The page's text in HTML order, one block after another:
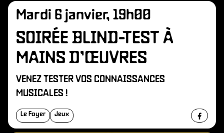
Mardi 6 janvier, 19h00
SOIRÉE BLIND-TEST À
MAINS D’ŒUVRES
VENEZ TESTER VOS CONNAISSANCES
MUSICALES !
Le Foyer Jeux